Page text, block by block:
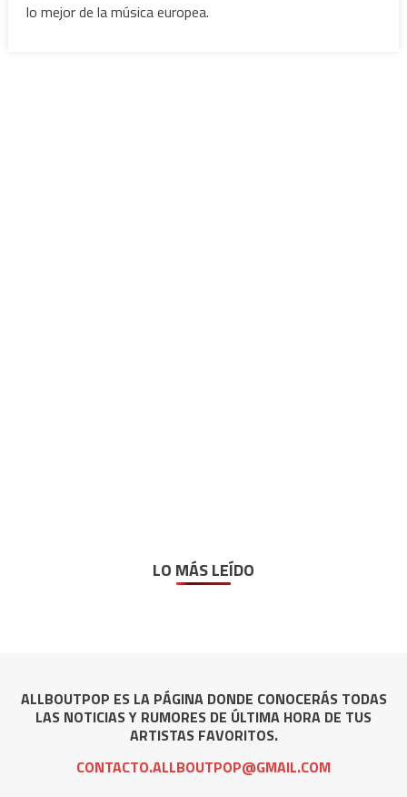
lo mejor de la música europea.
LO MÁS LEÍDO
ALLBOUTPOP ES LA PÁGINA DONDE CONOCERÁS TODAS
LAS NOTICIAS Y RUMORES DE ÚLTIMA HORA DE TUS
ARTISTAS FAVORITOS.
CONTACTO.ALLBOUTPOP@GMAIL.COM